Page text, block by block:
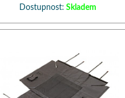
Dostupnost: Skladem